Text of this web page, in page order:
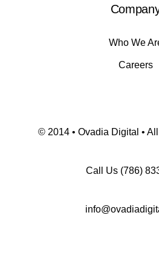
Who We
Careers
© 2014 • Ovadia Digital •
Call Us (786)